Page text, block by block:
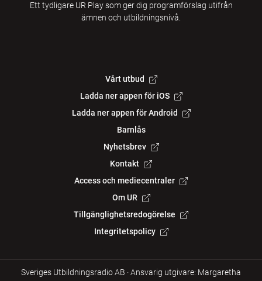
Ett tydligare UR Play som ger dig programförslag utifrån
ämnen och utbildningsnivå.
Vårt utbud
Ladda ner appen för iOS
Ladda ner appen för Android
Barnlås
Nyhetsbrev
Kontakt
Access och mediecentraler
Om UR
Tillgänglighetsredogörelse
Integritetspolicy
Sveriges Utbildningsradio AB ·Ansvarig utgivare: Margaretha